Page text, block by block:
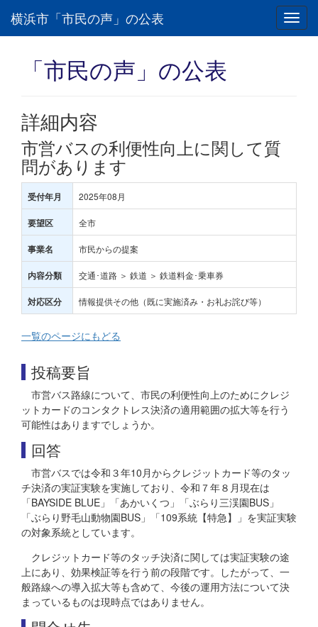
横浜市「市民の声」の公表
「市民の声」の公表
詳細内容
市営バスの利便性向上に関して質
問があります
受付年月 2025年08月
要望区 全市
事業名 市民からの提案
内容分類 交通･道路 ＞ 鉄道 ＞ 鉄道料金･乗車券
対応区分 情報提供その他（既に実施済み・お礼お詫び等）
一覧のページにもどる
投稿要旨
市営バス路線について、市民の利便性向上のためにクレジ
ットカードのコンタクトレス決済の適用範囲の拡大等を行う
可能性はありますでしょうか。
回答
市営バスでは令和３年10月からクレジットカード等のタッ
チ決済の実証実験を実施しており、令和７年８月現在は
「BAYSIDE BLUE」「あかいくつ」「ぶらり三渓園BUS」
「ぶらり野毛山動物園BUS」「109系統【特急】」を実証実験
の対象系統としています。
クレジットカード等のタッチ決済に関しては実証実験の途
上にあり、効果検証等を行う前の段階です。したがって、一
般路線への導入拡大等も含めて、今後の運用方法について決
まっているものは現時点ではありません。